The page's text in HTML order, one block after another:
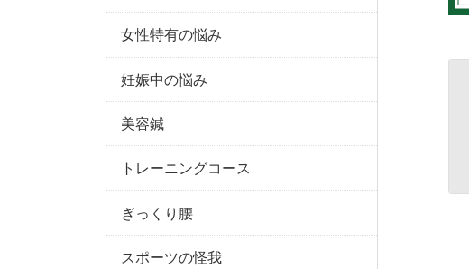
女性特有の悩み
妊娠中の悩み
美容鍼
トレーニングコース
ぎっくり腰
スポーツの怪我